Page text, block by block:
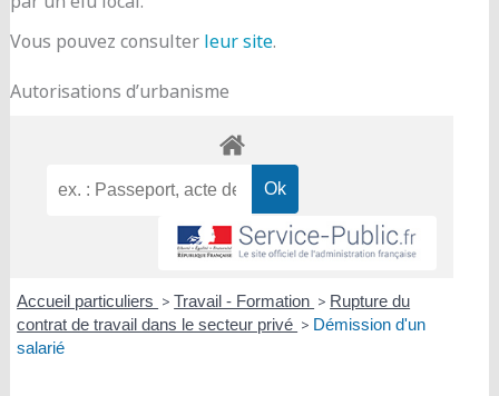
Vous pouvez consulter leur site.
Autorisations d’urbanisme
Accueil particuliers > Travail - Formation > Rupture du
contrat de travail dans le secteur privé > Démission d'un
salarié